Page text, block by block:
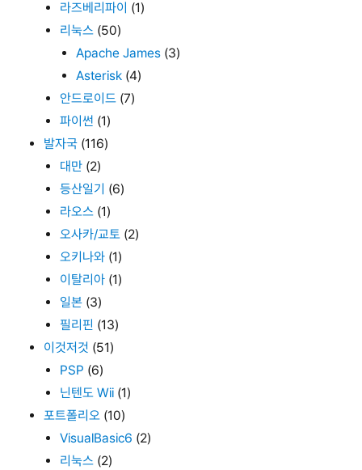
라즈베리파이 (1)
리눅스 (50)
Apache James (3)
Asterisk (4)
안드로이드 (7)
파이썬 (1)
발자국 (116)
대만 (2)
등산일기 (6)
라오스 (1)
오사카/교토 (2)
오키나와 (1)
이탈리아 (1)
일본 (3)
필리핀 (13)
이것저것 (51)
PSP (6)
닌텐도 Wii (1)
포트폴리오 (10)
VisualBasic6 (2)
리눅스 (2)